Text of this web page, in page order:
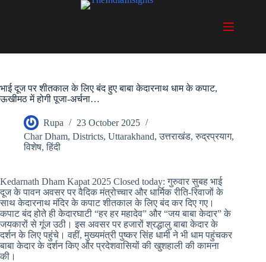
भाई दूज पर शीतकाल के लिए बंद हुए बाबा केदारनाथ धाम के कपाट,
ऊखीमठ में होगी पूजा-अर्चना…
Rupa
23 October 2025
Char Dham, Districts, Uttarakhand,उत्तराखंड,रुद्रप्रयाग,
विशेष,हिंदी
Kedarnath Dham Kapat 2025 Closed today: गुरुवार सुबह भाई
दूज के पावन अवसर पर वैदिक मंत्रोच्चार और धार्मिक रीति-रिवाजों के
साथ केदारनाथ मंदिर के कपाट शीतकाल के लिए बंद कर दिए गए।
कपाट बंद होते ही केदारघाटी “हर हर महादेव” और “जय बाबा केदार” के
जयकारों से गूंज उठी। इस अवसर पर हजारों श्रद्धालु बाबा केदार के
दर्शन के लिए पहुंचे। वहीं, मुख्यमंत्री पुष्कर सिंह धामी ने भी धाम पहुंचकर
बाबा केदार के दर्शन किए और प्रदेशवासियों की खुशहाली की कामना
की।